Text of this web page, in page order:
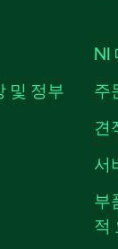
및 정부
NI
주
견
서
부
적